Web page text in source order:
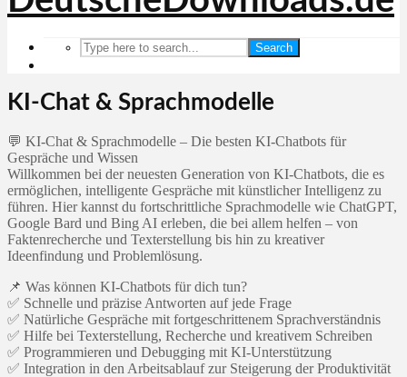
Search
KI-Chat & Sprachmodelle
💬 KI-Chat & Sprachmodelle – Die besten KI-Chatbots für
Gespräche und Wissen
Willkommen bei der neuesten Generation von KI-Chatbots, die es
ermöglichen, intelligente Gespräche mit künstlicher Intelligenz zu
führen. Hier kannst du fortschrittliche Sprachmodelle wie ChatGPT,
Google Bard und Bing AI erleben, die bei allem helfen – von
Faktenrecherche und Texterstellung bis hin zu kreativer
Ideenfindung und Problemlösung.
📌 Was können KI-Chatbots für dich tun?
✅ Schnelle und präzise Antworten auf jede Frage
✅ Natürliche Gespräche mit fortgeschrittenem Sprachverständnis
✅ Hilfe bei Texterstellung, Recherche und kreativem Schreiben
✅ Programmieren und Debugging mit KI-Unterstützung
✅ Integration in den Arbeitsablauf zur Steigerung der Produktivität